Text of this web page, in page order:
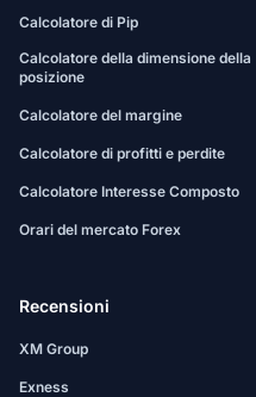
Calcolatore di Pip
Calcolatore della dimensione della
posizione
Calcolatore del margine
Calcolatore di profitti e perdite
Calcolatore Interesse Composto
Orari del mercato Forex
Recensioni
XM Group
Exness